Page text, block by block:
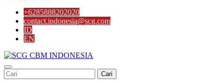
+6285888202020
contact.indonesia@scg.com
ID
EN
Cari